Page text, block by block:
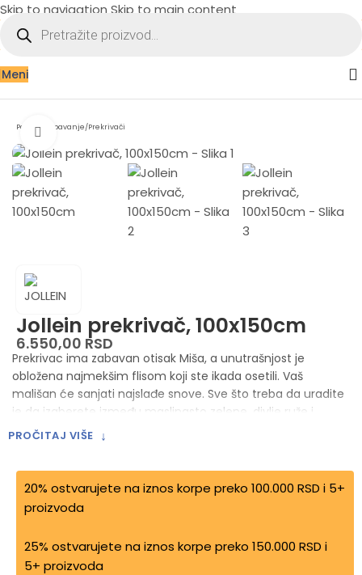
Skip to navigation Skip to main content
Meni
Početna Spavanje/Prekrivači
Zumiraj sliku
Jollein prekrivač, 100x150cm
6.550,00 RSD
Prekrivac ima zabavan otisak Miša, a unutrašnjost je
obložena najmekšim flisom koji ste ikada osetili. Vaš
mališan će sanjati najslađe snove. Sve što treba da uradite
je da izaberete između maslinasto zelene, divlje ruže i
ovsene kaše, šta god najbolje odgovara vašoj sobi za bebe.
TEKS sertifikatom.
PROČITAJ VIŠE ↓
20% ostvarujete na iznos korpe preko 100.000 RSD i 5+
proizvoda
25% ostvarujete na iznos korpe preko 150.000 RSD i
5+ proizvoda